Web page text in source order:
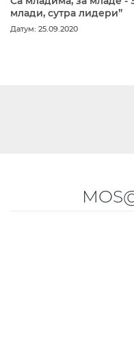
млади, сутра лидери”
Датум: 25.09.2020